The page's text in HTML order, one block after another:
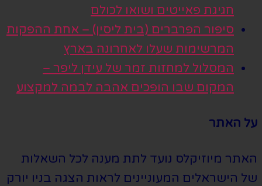
חגיגת פאייטים ושואו לכולם
סיפור הפרברים (בית ליסין) – אחת ההפקות
המרשימות שעלו לאחרונה בארץ
המסלול למחזות זמר של עידן ליפר –
המקום שבו הופכים אהבה לבמה למקצוע
על האתר
האתר מיוזיקלס נועד לתת מענה לכל השאלות
של הישראלים המעוניינים לראות הצגה בניו יורק